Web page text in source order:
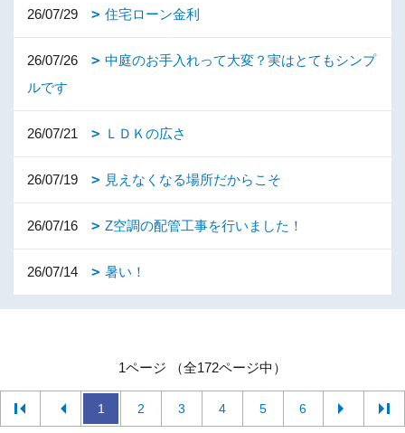
26/07/29 住宅ローン金利
26/07/26
中庭のお手入れって大変？実はとてもシンプ
ルです
26/07/21 ＬＤＫの広さ
26/07/19 見えなくなる場所だからこそ
26/07/16 Z空調の配管工事を行いました！
26/07/14 暑い！
1ページ （全172ページ中）
1 2 3 4 5 6